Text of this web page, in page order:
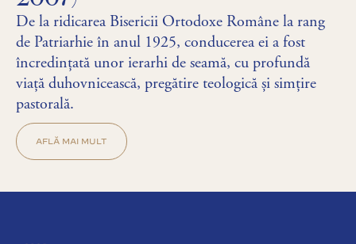
De la ridicarea Bisericii Ortodoxe Române la rang
de Patriarhie în anul 1925, conducerea ei a fost
încredințată unor ierarhi de seamă, cu profundă
viață duhovnicească, pregătire teologică și simțire
pastorală.
AFLĂ MAI MULT